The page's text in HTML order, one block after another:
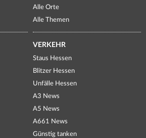
Alle Orte
Alle Themen
VERKEHR
Staus Hessen
Blitzer Hessen
Unfälle Hessen
A3 News
A5 News
A661 News
Günstig tanken